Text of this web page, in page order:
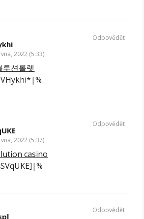
2022 (5:33)
루션롤렛
Odpovědět
2022 (5:37)
casino
Odpovědět
Odpovědět